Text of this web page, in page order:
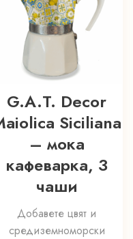
G.A.T. Decor
Siciliana
– мока
кафеварка, 3
чаши
Добавете цвят и
средиземноморски